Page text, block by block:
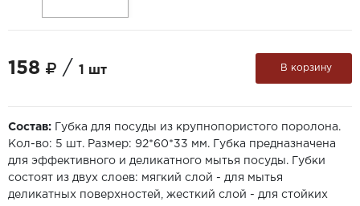
158 / 1 шт В корзину
Состав:
Губка для посуды из крупнопористого поролона.
Кол-во: 5 шт. Размер: 92*60*33 мм. Губка предназначена
для эффективного и деликатного мытья посуды. Губки
состоят из двух слоев: мягкий слой - для мытья
деликатных поверхностей, жесткий слой - для стойких